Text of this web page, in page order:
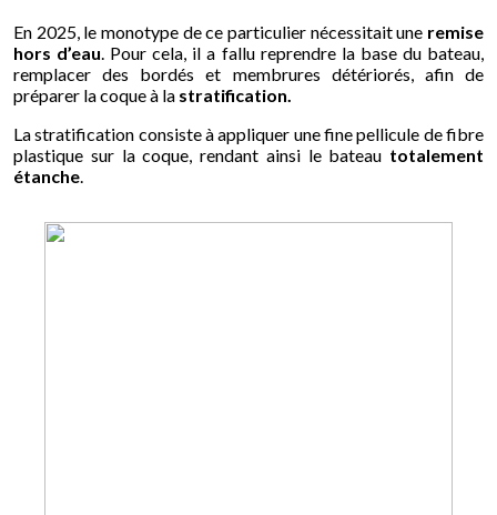
En 2025, le monotype de ce particulier nécessitait une remise
hors d’eau . Pour cela, il a fallu reprendre la base du bateau,
remplacer des bordés et membrures détériorés, afin de
préparer la coque à la stratification.
La stratification consiste à appliquer une fine pellicule de fibre
plastique sur la coque, rendant ainsi le bateau totalement
étanche